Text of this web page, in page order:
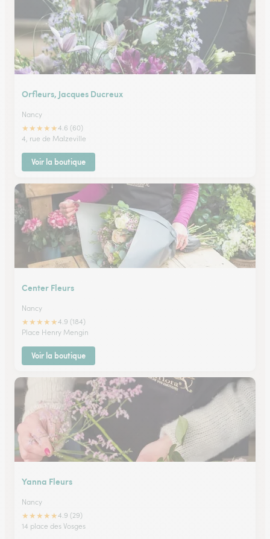
Orfleurs, Jacques Ducreux
Nancy
★★★★★4.6 (60)
4, rue de Malzeville
Voir la boutique
Center Fleurs
Nancy
★★★★★4.9 (184)
Place Henry Mengin
Voir la boutique
Yanna Fleurs
Nancy
★★★★★4.9 (29)
14 place des Vosges